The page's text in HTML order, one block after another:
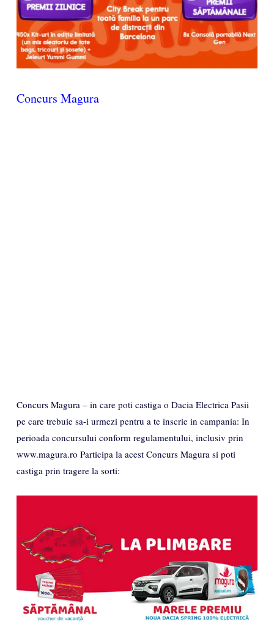
Concurs Magura
Concurs Magura – in care poti castiga o Dacia Electrica Pasii
pe care trebuie sa-i urmezi pentru a te inscrie in campania: In
perioada concursului conform regulamentului, inclusiv prin
www.magura.ro Participa la acest Concurs Magura si poti
castiga prin tragere la sorti: